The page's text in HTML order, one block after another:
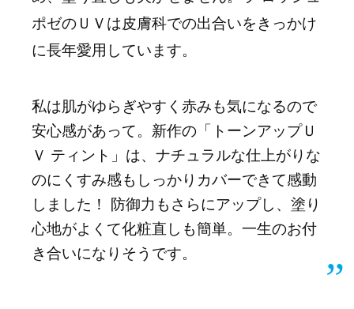
ポゼのＵＶは皮膚科での出合いをきっかけ
に長年愛用しています。
私は肌がゆらぎやすく赤みも気になるので
安心感があって。新作の「トーンアップＵ
Ｖ ティント」は、ナチュラルな仕上がりな
のにくすみ感もしっかりカバーできて感動
しました！ 防御力もさらにアップし、塗り
心地がよくて化粧直しも簡単。一生のお付
き合いになりそうです。